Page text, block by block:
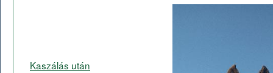
Kaszálás után